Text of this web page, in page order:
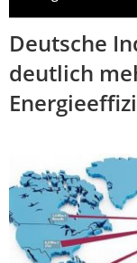
Deutsche
deutlich